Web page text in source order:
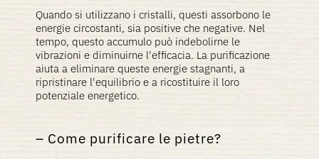
Quando si utilizzano i cristalli, questi assorbono le
energie circostanti, sia positive che negative. Nel
tempo, questo accumulo può indebolirne le
vibrazioni e diminuirne l'efficacia. La purificazione
aiuta a eliminare queste energie stagnanti, a
ripristinare l'equilibrio e a ricostituire il loro
potenziale energetico.
Come purificare le pietre?